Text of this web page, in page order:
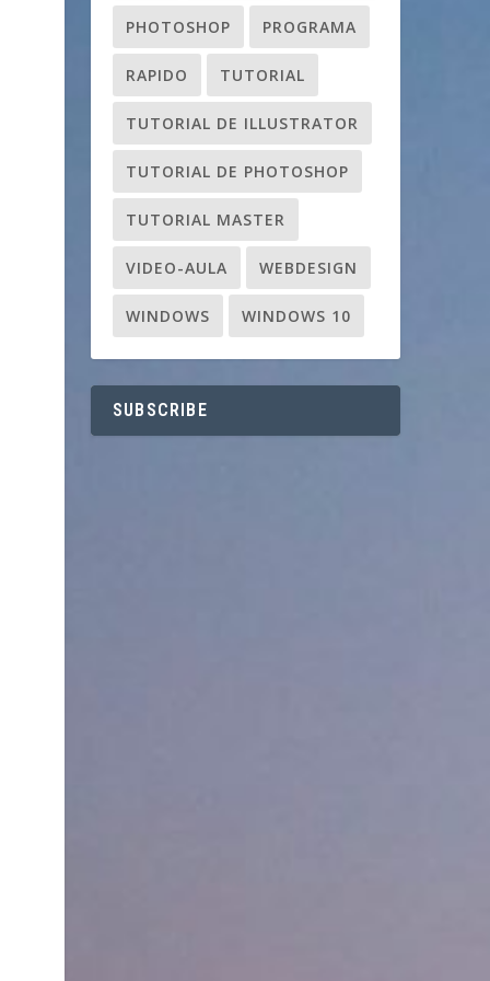
PHOTOSHOP PROGRAMA
RAPIDO TUTORIAL
TUTORIAL DE ILLUSTRATOR
TUTORIAL DE PHOTOSHOP
TUTORIAL MASTER
VIDEO-AULA WEBDESIGN
WINDOWS WINDOWS 10
SUBSCRIBE